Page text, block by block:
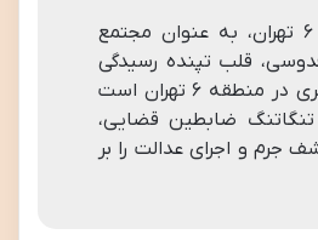
دادسرای ناحیه ۶ تهران، به عنوان مجتمع
قلب تپنده رسیدگی
به شکایات کیفری در منطقه ۶ تهران است
ضابطین قضایی،
جرم و اجرای عدالت را بر